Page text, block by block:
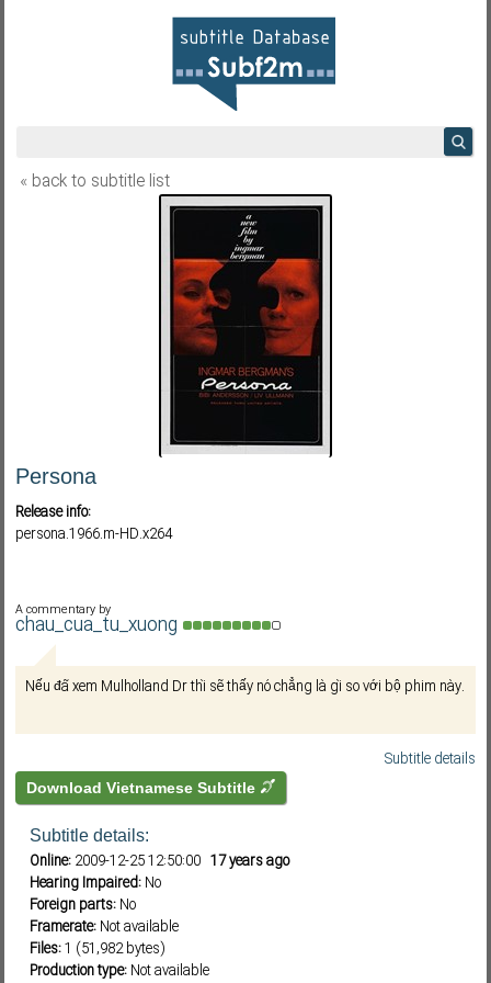
« back to subtitle list
Persona
Release info:
persona.1966.m-HD.x264
A commentary by
chau_cua_tu_xuong
Nếu đã xem Mulholland Dr thì sẽ thấy nó chẳng là gì so với bộ phim này.
Subtitle details
Download Vietnamese Subtitle
Subtitle details:
Online: 2009-12-25 12:50:00 17 years ago
Hearing Impaired: No
Foreign parts: No
Framerate: Not available
Files:1 (51,982 bytes)
Production type: Not available